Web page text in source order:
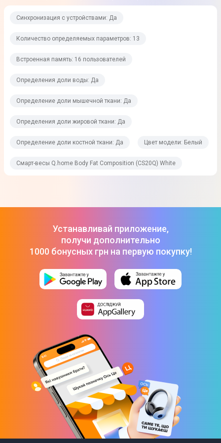
Определение доли костной ткани
Да
Расчет индекса массы тела (BMI)
Определение доли висцерального жира
Да
белка; Базальный метаболизм; Метаболический возраст
Эксплуатация
Автоматическое включение
Батарейки AAA х 3
Подсветка дисплея
Светящиеся символы дисплея
Габариты и комплектация
Синхронизация с устройствами: Да
Количество определяемых параметров: 13
Встроенная память: 16 пользователей
Определения доли воды: Да
Определение доли мышечной ткани: Да
Определения доли жировой ткани: Да
Определение доли костной ткани: Да Цвет модели: Белый
Смарт-весы Q.home Body Fat Composition (СS20Q) White
Устанавливай приложение,
получи дополнительно
1000 бонусных грн на первую покупку!